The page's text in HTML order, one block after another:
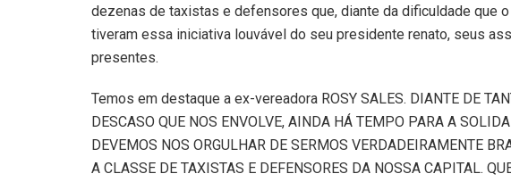
dezenas de taxistas e defensores que, diante da dificuldade que
tiveram essa iniciativa louvável do seu presidente renato, seus
presentes.
Temos em destaque a ex-vereadora ROSY SALES. DIANTE DE
DESCASO QUE NOS ENVOLVE, AINDA HÁ TEMPO PARA A
DEVEMOS NOS ORGULHAR DE SERMOS VERDADEIRAMENTE
A CLASSE DE TAXISTAS E DEFENSORES DA NOSSA CAPITAL.